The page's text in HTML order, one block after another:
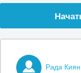
Рада Киян